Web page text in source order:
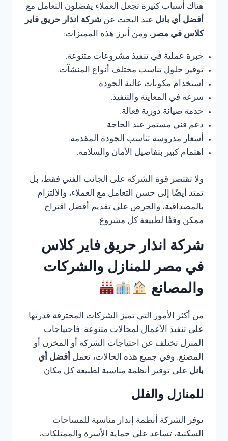
هناك أسباب كثيرة تجعل العملاء يفضلون التعامل مع
أفضل أي بانل عند البحث عن شركة انذار حريق فاير
كلاس في مصر، ومن أبرز هذه المميزات:
خبرة عملية في تنفيذ مشروعات متنوعة.
توفير حلول تناسب مختلف أنواع المنشآت.
استخدام مكونات عالية الجودة.
سرعة في المعاينة والتنفيذ.
خدمة صيانة دورية فعالة.
دعم فني مستمر عند الحاجة.
أسعار مدروسة تناسب الجودة المقدمة.
اهتمام كبير بتفاصيل الأمان والسلامة.
ولا تقتصر قوة الشركة على الجانب الفني فقط، بل
تمتد أيضًا إلى حسن التعامل مع العملاء، والالتزام
بالمصداقية، والحرص على تقديم أفضل اقتراح
ممكن وفقًا لطبيعة كل مشروع.
شركة انذار حريق فاير كلاس
في مصر للمنازل والشركات
والمصانع
من أكثر الأمور التي تميز الشركات المحترفة قدرتها
على تنفيذ الأعمال لمجالات متنوعة. فاحتياجات
المنزل تختلف عن احتياجات الشركة أو المخزن أو
المصنع. وفي جميع هذه الحالات، تعمل أفضل أي
بانل على توفير أنظمة مناسبة لطبيعة كل مكان.
للمنازل والفلل
توفر الشركة أنظمة إنذار مناسبة للمساحات
السكنية، تساعد على حماية الأسرة والممتلكات،